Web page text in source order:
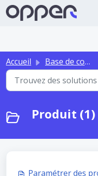
Passer au contenu
Accueil Base de connaissances
Produit (1)
Paramétrer des